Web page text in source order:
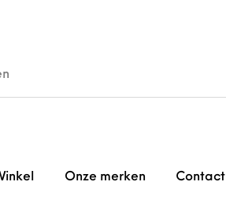
Onze merken Contact